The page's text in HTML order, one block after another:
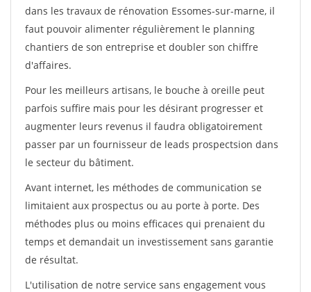
dans les travaux de rénovation Essomes-sur-marne, il
faut pouvoir alimenter régulièrement le planning
chantiers de son entreprise et doubler son chiffre
d'affaires.
Pour les meilleurs artisans, le bouche à oreille peut
parfois suffire mais pour les désirant progresser et
augmenter leurs revenus il faudra obligatoirement
passer par un fournisseur de leads prospectsion dans
le secteur du bâtiment.
Avant internet, les méthodes de communication se
limitaient aux prospectus ou au porte à porte. Des
méthodes plus ou moins efficaces qui prenaient du
temps et demandait un investissement sans garantie
de résultat.
L'utilisation de notre service sans engagement vous